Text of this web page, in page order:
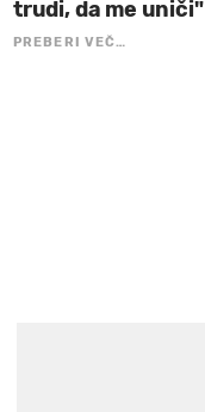
trudi, da me uniči"
PREBERI VEČ…